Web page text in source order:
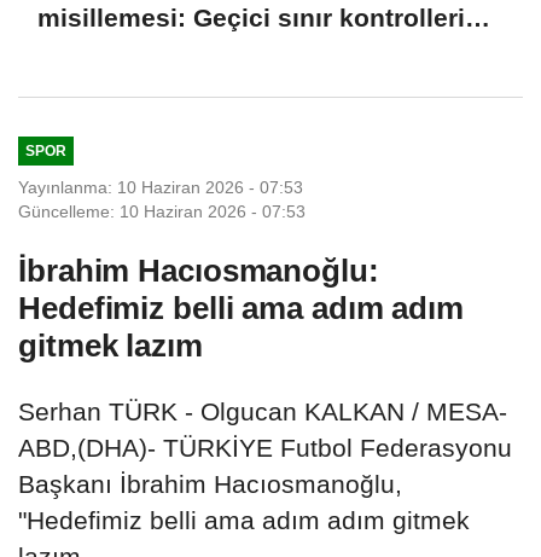
misillemesi: Geçici sınır kontrolleri
SPOR
Yayınlanma: 10 Haziran 2026 - 07:53
Güncelleme: 10 Haziran 2026 - 07:53
İbrahim Hacıosmanoğlu:
Hedefimiz belli ama adım adım
gitmek lazım
Serhan TÜRK - Olgucan KALKAN / MESA-
ABD,(DHA)- TÜRKİYE Futbol Federasyonu
Başkanı İbrahim Hacıosmanoğlu,
"Hedefimiz belli ama adım adım gitmek